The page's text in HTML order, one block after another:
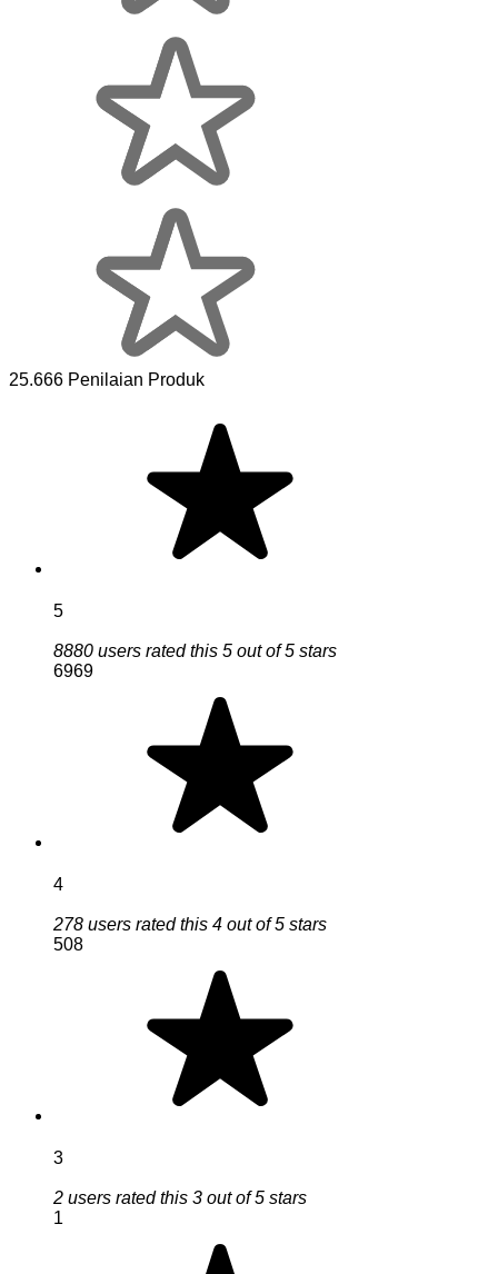
25.666 Penilaian Produk
5
8880 users rated this 5 out of 5 stars
6969
4
278 users rated this 4 out of 5 stars
508
3
2 users rated this 3 out of 5 stars
1